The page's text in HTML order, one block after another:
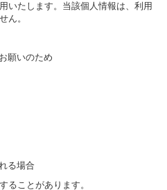
いたします。当該個人情報は、利用
ん。
願いのため
る場合
ることがあります。